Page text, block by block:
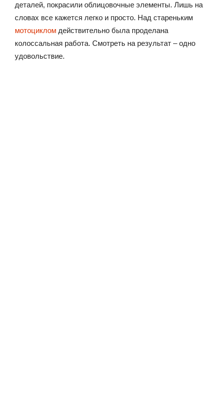
деталей, покрасили облицовочные элементы. Лишь на
словах все кажется легко и просто. Над стареньким
мотоциклом действительно была проделана
колоссальная работа. Смотреть на результат – одно
удовольствие.